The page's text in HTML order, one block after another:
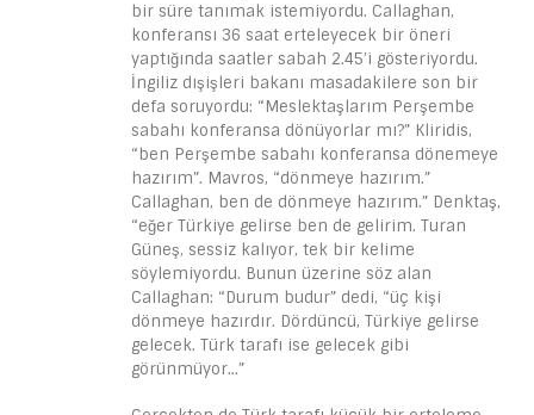
bir süre tanımak istemiyordu. Callaghan,
konferansı 36 saat erteleyecek bir öneri
yaptığında saatler sabah 2.45’i gösteriyordu.
İngiliz dışişleri bakanı masadakilere son bir
defa soruyordu: “Meslektaşlarım Perşembe
sabahı konferansa dönüyorlar mı?” Kliridis,
“ben Perşembe sabahı konferansa dönemeye
hazırım”. Mavros, “dönmeye hazırım.”
Callaghan, ben de dönmeye hazırım.” Denktaş,
“eğer Türkiye gelirse ben de gelirim. Turan
Güneş, sessiz kalıyor, tek bir kelime
söylemiyordu. Bunun üzerine söz alan
Callaghan: “Durum budur” dedi, “üç kişi
dönmeye hazırdır. Dördüncü, Türkiye gelirse
gelecek. Türk tarafı ise gelecek gibi
görünmüyor…”